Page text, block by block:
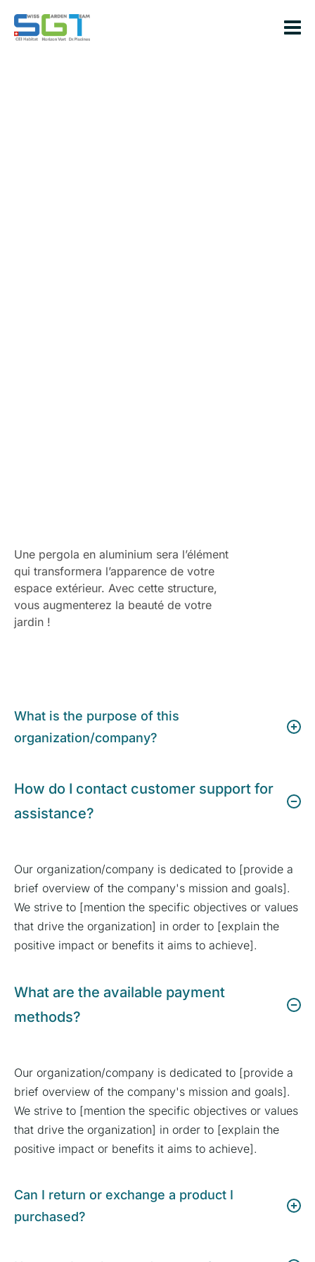
Une pergola en aluminium sera l’élément
qui transformera l’apparence de votre
espace extérieur. Avec cette structure,
vous augmenterez la beauté de votre
jardin !
What is the purpose of this
organization/company?
How do I contact customer support for
assistance?
Our organization/company is dedicated to [provide a
brief overview of the company's mission and goals].
We strive to [mention the specific objectives or values
that drive the organization] in order to [explain the
positive impact or benefits it aims to achieve].
What are the available payment
methods?
Our organization/company is dedicated to [provide a
brief overview of the company's mission and goals].
We strive to [mention the specific objectives or values
that drive the organization] in order to [explain the
positive impact or benefits it aims to achieve].
Can I return or exchange a product I
purchased?